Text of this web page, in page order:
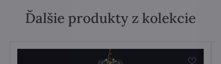
Ďalšie produkty z kolekcie